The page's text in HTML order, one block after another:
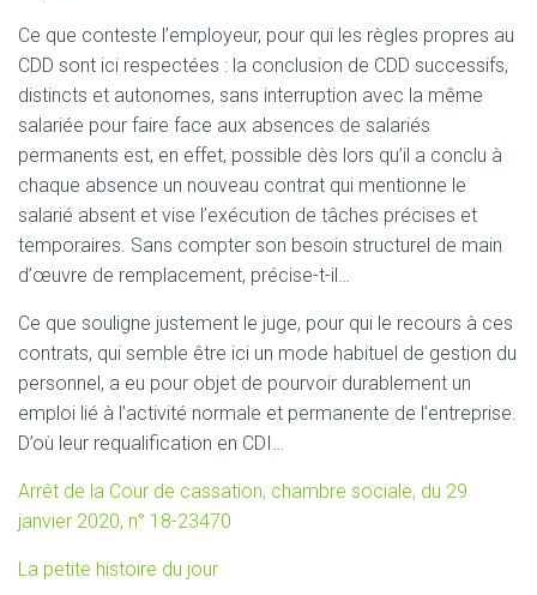
Ce que conteste l’employeur, pour qui les règles propres au
CDD sont ici respectées : la conclusion de CDD successifs,
distincts et autonomes, sans interruption avec la même
salariée pour faire face aux absences de salariés
permanents est, en effet, possible dès lors qu’il a conclu à
chaque absence un nouveau contrat qui mentionne le
salarié absent et vise l’exécution de tâches précises et
temporaires. Sans compter son besoin structurel de main
d’œuvre de remplacement, précise-t-il…
Ce que souligne justement le juge, pour qui le recours à ces
contrats, qui semble être ici un mode habituel de gestion du
personnel, a eu pour objet de pourvoir durablement un
emploi lié à l’activité normale et permanente de l’entreprise.
D’où leur requalification en CDI…
Arrêt de la Cour de cassation, chambre sociale, du 29
janvier 2020, n° 18-23470
La petite histoire du jour